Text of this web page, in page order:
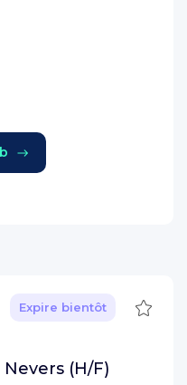
Expire bientôt
(H/F)